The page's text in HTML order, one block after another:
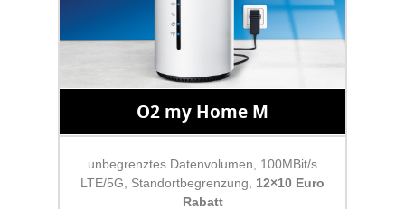
O2 my Home M
unbegrenztes Datenvolumen, 100MBit/s
LTE/5G, Standortbegrenzung, 12×10 Euro
Rabatt